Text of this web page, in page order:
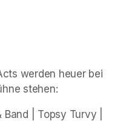
werden heuer bei
stehen:
| Topsy Turvy |